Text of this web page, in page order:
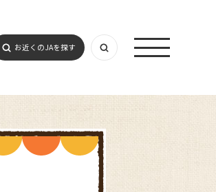
お近くのJAを探す